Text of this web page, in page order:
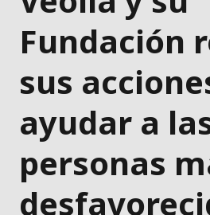
Fundación
sus
ayudar a
personas